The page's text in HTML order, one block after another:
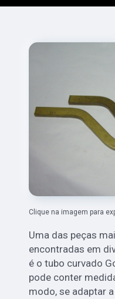
Clique na imagem para
Uma das peças
encontradas em
é o tubo curvado
pode conter
modo, se adaptar